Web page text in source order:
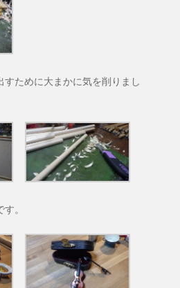
すために大まかに気を削りまし
。